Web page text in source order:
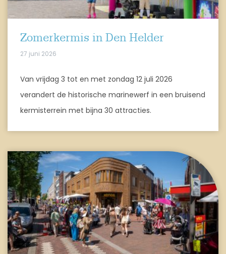
Zomerkermis in Den Helder
27 juni 2026
Van vrijdag 3 tot en met zondag 12 juli 2026
verandert de historische marinewerf in een bruisend
kermisterrein met bijna 30 attracties.